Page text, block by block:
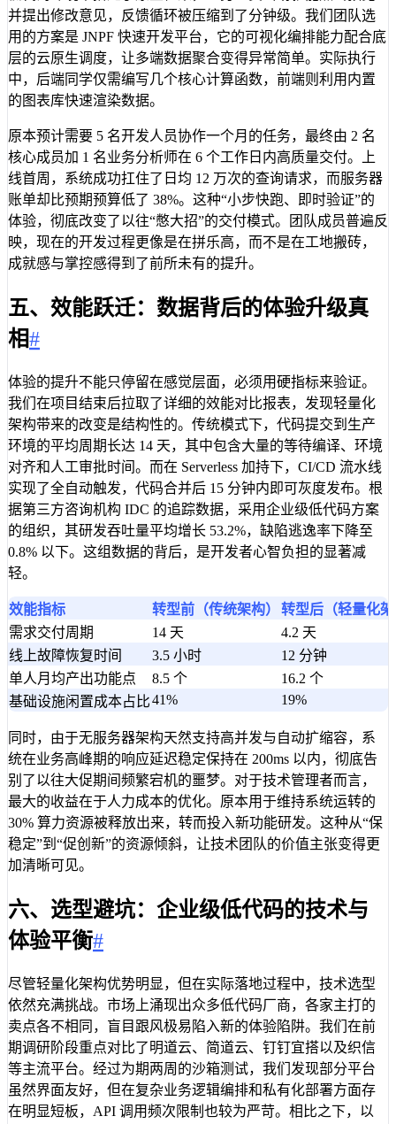
并提出修改意见，反馈循环被压缩到了分钟级。我们团队选
用的方案是 JNPF 快速开发平台，它的可视化编排能力配合底
层的云原生调度，让多端数据聚合变得异常简单。实际执行
中，后端同学仅需编写几个核心计算函数，前端则利用内置
的图表库快速渲染数据。
原本预计需要 5 名开发人员协作一个月的任务，最终由 2 名
核心成员加 1 名业务分析师在 6 个工作日内高质量交付。上
线首周，系统成功扛住了日均 12 万次的查询请求，而服务器
账单却比预期预算低了 38%。这种“小步快跑、即时验证”的
体验，彻底改变了以往“憋大招”的交付模式。团队成员普遍反
映，现在的开发过程更像是在拼乐高，而不是在工地搬砖，
成就感与掌控感得到了前所未有的提升。
五、效能跃迁：数据背后的体验升级真
相#
体验的提升不能只停留在感觉层面，必须用硬指标来验证。
我们在项目结束后拉取了详细的效能对比报表，发现轻量化
架构带来的改变是结构性的。传统模式下，代码提交到生产
环境的平均周期长达 14 天，其中包含大量的等待编译、环境
对齐和人工审批时间。而在 Serverless 加持下，CI/CD 流水线
实现了全自动触发，代码合并后 15 分钟内即可灰度发布。根
据第三方咨询机构 IDC 的追踪数据，采用企业级低代码方案
的组织，其研发吞吐量平均增长 53.2%，缺陷逃逸率下降至
0.8% 以下。这组数据的背后，是开发者心智负担的显著减
轻。
效能指标 转型前（传统架构）
转型后（轻量化
需求交付周期
14 天
4.2 天
线上故障恢复时间
3.5 小时
12 分钟
单人月均产出功能点
8.5 个
16.2 个
基础设施闲置成本占比41% 19%
同时，由于无服务器架构天然支持高并发与自动扩缩容，系
统在业务高峰期的响应延迟稳定保持在 200ms 以内，彻底告
别了以往大促期间频繁宕机的噩梦。对于技术管理者而言，
最大的收益在于人力成本的优化。原本用于维持系统运转的
30% 算力资源被释放出来，转而投入新功能研发。这种从“保
稳定”到“促创新”的资源倾斜，让技术团队的价值主张变得更
加清晰可见。
六、选型避坑：企业级低代码的技术与
体验平衡#
尽管轻量化架构优势明显，但在实际落地过程中，技术选型
依然充满挑战。市场上涌现出众多低代码厂商，各家主打的
卖点各不相同，盲目跟风极易陷入新的体验陷阱。我们在前
期调研阶段重点对比了明道云、简道云、钉钉宜搭以及织信
等主流平台。经过为期两周的沙箱测试，我们发现部分平台
虽然界面友好，但在复杂业务逻辑编排和私有化部署方面存
在明显短板，API 调用频次限制也较为严苛。相比之下，以